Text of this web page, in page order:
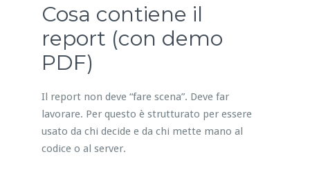
Cosa contiene il
report (con demo
PDF)
Il report non deve “fare scena”. Deve far
lavorare. Per questo è strutturato per essere
usato da chi decide e da chi mette mano al
codice o al server.